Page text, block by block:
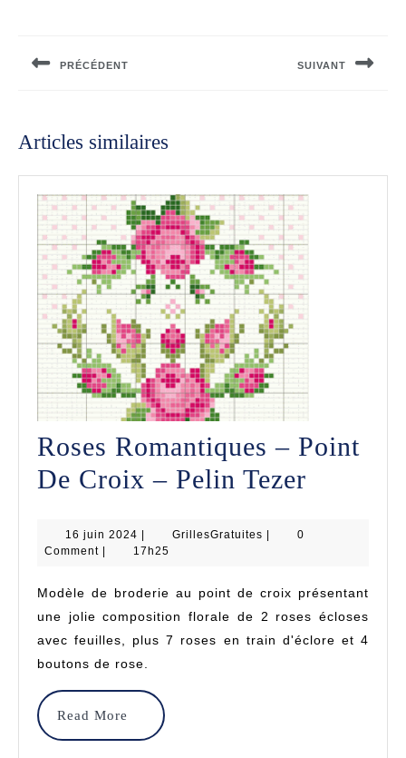
l’articlePRÉCÉDENT SUIVANT
Articles similaires
Roses Romantiques – Point
De Croix – Pelin Tezer
De
Croix
16 juin 2024 16
juin
| GrillesGratuites GrillesGratuites
|
0
Comment | 17h25
Modèle de broderie au point de croix présentant
une jolie composition florale de 2 roses écloses
avec feuilles, plus 7 roses en train d'éclore et 4
boutons de rose.
Read More
Read
More